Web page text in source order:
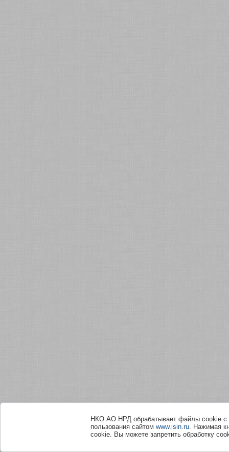
НКО АО НРД обрабатывает файлы сookie с
пользования сайтомwww.isin.ru. Нажимая
cookie. Вы можете запретить обработку